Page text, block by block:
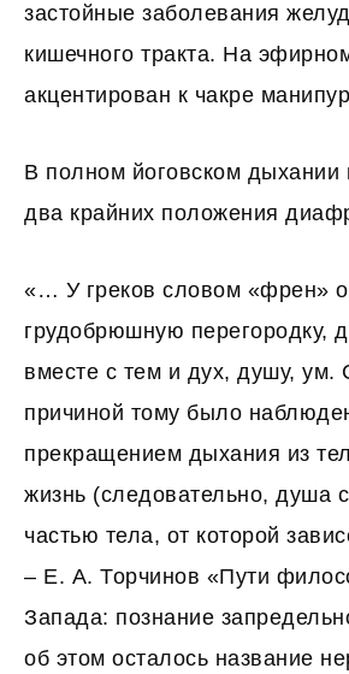
застойные заболевания
кишечного тракта. На
акцентирован к чакре
В полном йоговском
два крайних положения
«… У греков словом «френ»
грудобрюшную перегородку,
вместе с тем и дух, душу, ум.
причиной тому было
прекращением дыхания из
жизнь (следовательно, душа
частью тела, от которой
– Е. А. Тоpчинов «Пути
Запада: познание
об этом осталось название